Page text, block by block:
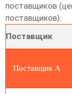
поставщиков
поставщиков):
Поставщик
Поставщик А